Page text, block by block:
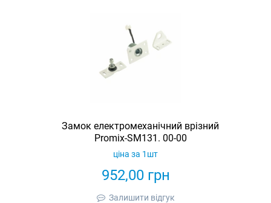
Замок електромеханічний врізний
Promix-SM131. 00-00
952,00грн
ціна за 1шт
Залишити відгук